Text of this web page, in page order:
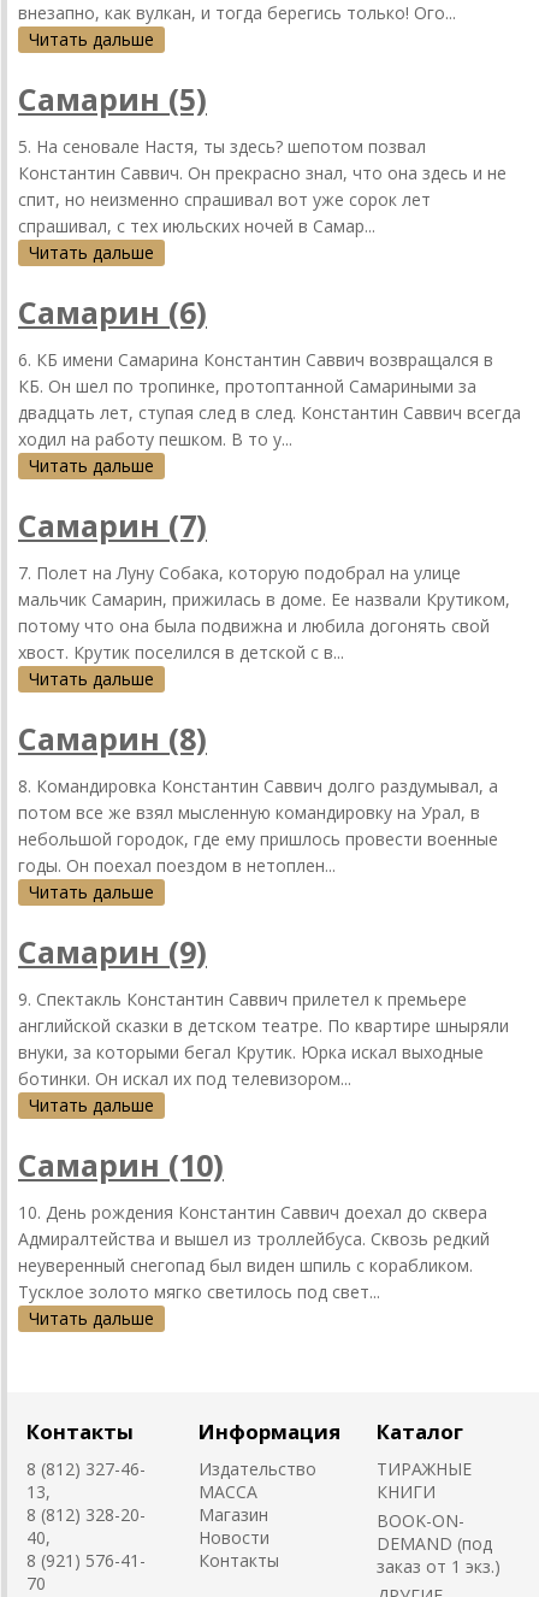
внезапно, как вулкан, и тогда берегись только! Ого...
Читать дальше
Самарин (5)
5. На сеновале Настя, ты здесь? шепотом позвал
Константин Саввич. Он прекрасно знал, что она здесь и не
спит, но неизменно спрашивал вот уже сорок лет
спрашивал, с тех июльских ночей в Самар...
Читать дальше
Самарин (6)
6. КБ имени Самарина Константин Саввич возвращался в
КБ. Он шел по тропинке, протоптанной Самариными за
двадцать лет, ступая след в след. Константин Саввич всегда
ходил на работу пешком. В то у...
Читать дальше
Самарин (7)
7. Полет на Луну Собака, которую подобрал на улице
мальчик Самарин, прижилась в доме. Ее назвали Крутиком,
потому что она была подвижна и любила догонять свой
хвост. Крутик поселился в детской с в...
Читать дальше
Самарин (8)
8. Командировка Константин Саввич долго раздумывал, а
потом все же взял мысленную командировку на Урал, в
небольшой городок, где ему пришлось провести военные
годы. Он поехал поездом в нетоплен...
Читать дальше
Самарин (9)
9. Спектакль Константин Саввич прилетел к премьере
английской сказки в детском театре. По квартире шныряли
внуки, за которыми бегал Крутик. Юрка искал выходные
ботинки. Он искал их под телевизором...
Читать дальше
Самарин (10)
10. День рождения Константин Саввич доехал до сквера
Адмиралтейства и вышел из троллейбуса. Сквозь редкий
неуверенный снегопад был виден шпиль с корабликом.
Тусклое золото мягко светилось под свет...
Читать дальше
Контакты
8 (812) 327-46-
13,
8 (812) 328-20-
40,
8 (921) 576-41-
70
Информация
Издательство
MACCA
Магазин
Новости
Контакты
Каталог
ТИРАЖНЫЕ
КНИГИ
BOOK-ON-
DEMAND (под
заказ от 1 экз.)